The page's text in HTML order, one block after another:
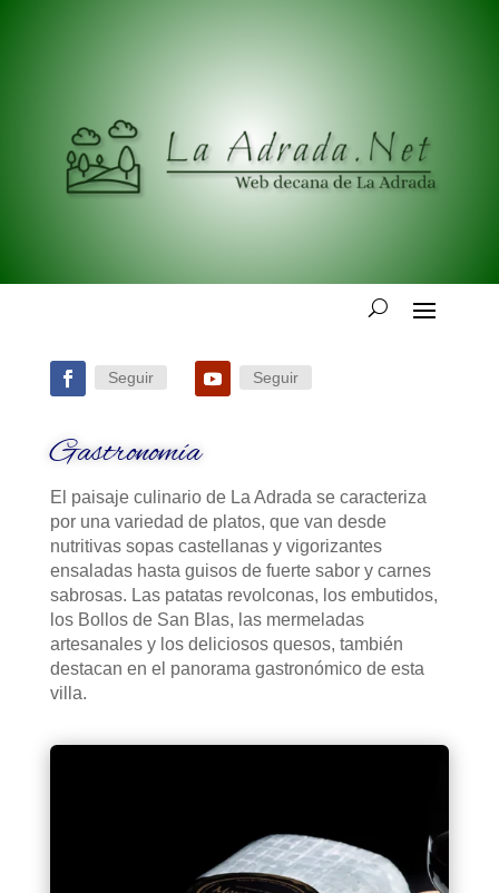
Seguir Seguir
Gastronomía
El paisaje culinario de La Adrada se caracteriza
por una variedad de platos, que van desde
nutritivas sopas castellanas y vigorizantes
ensaladas hasta guisos de fuerte sabor y carnes
sabrosas. Las patatas revolconas, los embutidos,
los Bollos de San Blas, las mermeladas
artesanales y los deliciosos quesos, también
destacan en el panorama gastronómico de esta
villa.